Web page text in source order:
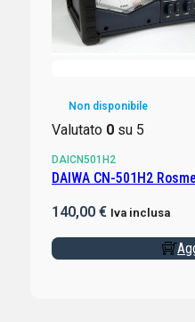
Non disponibile
Valutato 0su 5
DAICN501H2
DAIWA CN-501H2
140,00 € Iva inclusa